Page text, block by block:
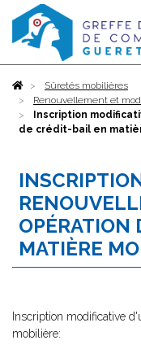
AccueilSûretés mobilières
Renouvellement et
Inscription
de crédit-bail en
OPÉRATION
MATIÈRE
Inscription modificative
mobilière: